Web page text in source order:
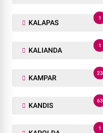
KALAPAS
1
KALIANDA
1
KAMPAR
23
KANDIS
63
1